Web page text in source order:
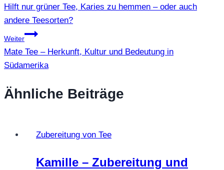
Hilft nur grüner Tee, Karies zu hemmen – oder auch
andere Teesorten?
Weiter
Mate Tee – Herkunft, Kultur und Bedeutung in
Südamerika
Ähnliche Beiträge
Zubereitung von Tee
Kamille – Zubereitung und